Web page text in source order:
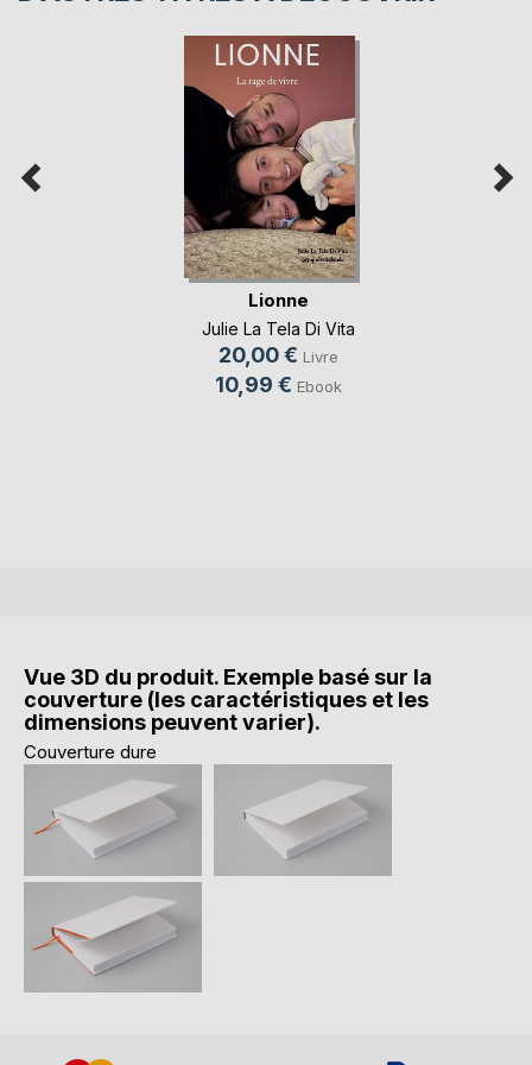
Lionne
Julie La Tela Di Vita
20,00 € Livre
10,99 € Ebook
Vue 3D du produit. Exemple basé sur la
couverture (les caractéristiques et les
dimensions peuvent varier).
Couverture dure